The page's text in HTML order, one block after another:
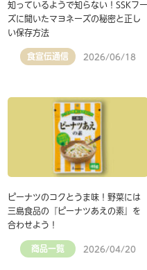
知っているようで知らない！SSKフー
ズに聞いたマヨネーズの秘密と正し
い保存方法
食宣伝通信 2026/06/18
ピーナツのコクとうま味！野菜には
三島食品の『ピーナツあえの素』を
合わせよう！
商品一覧 2026/04/20